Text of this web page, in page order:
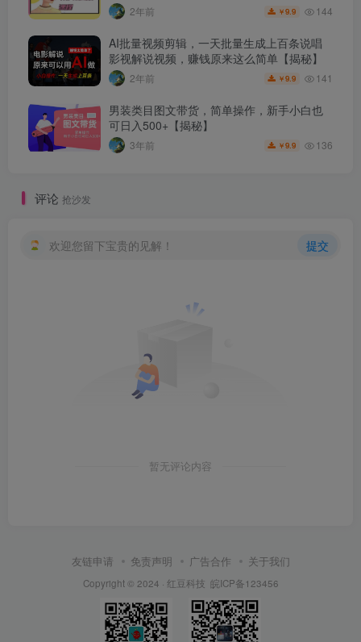
2年前 ￥9.9 144
AI批量视频剪辑，一天批量生成上百条说唱
影视解说视频，赚钱原来这么简单【揭秘】
2年前 ￥9.9 141
男装类目图文带货，简单操作，新手小白也
可日入500+【揭秘】
3年前 ￥9.9 136
评论 抢沙发
欢迎您留下宝贵的见解！ 提交
暂无评论内容
友链申请 免责声明 广告合作 关于我们
Copyright © 2024 · 红豆科技 皖ICP备123456